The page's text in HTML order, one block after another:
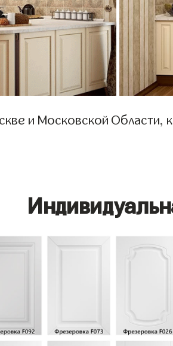
и Московской Области,